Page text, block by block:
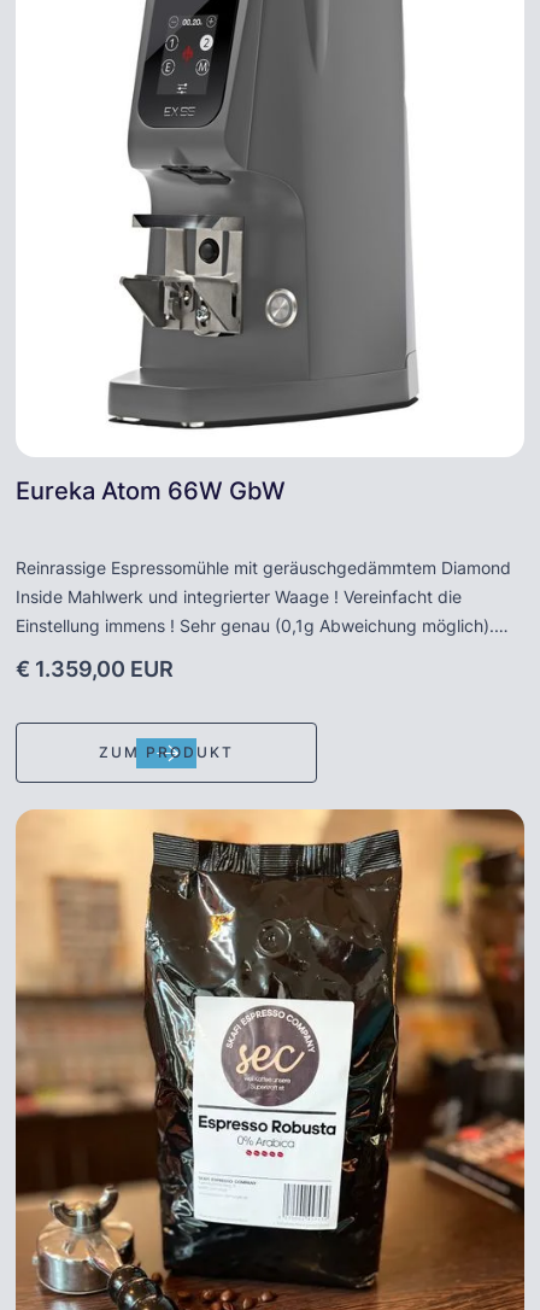
Eureka Atom 66W GbW
Reinrassige Espressomühle mit geräuschgedämmtem Diamond
Inside Mahlwerk und integrierter Waage ! Vereinfacht die
Einstellung immens ! Sehr genau (0,1g Abweichung möglich).
Sehr hohe Produktionsleistung und Haltbarkeit durch Diamond
Insider Mahlwerk. Großes und einfach zu bedienendes Touch-
Die ideale Lösung für Haushalt als auch Gewerbe.
€ 1.359,00 EUR
ZUM PRODUKT